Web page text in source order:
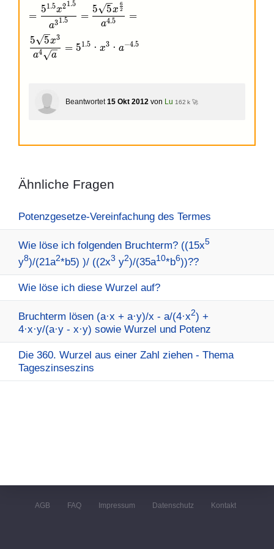
=
a31.5
51 .5x21.5
=
a4.5
5 5x 2
6
=
a4 a
5 5x3
= 51 .5 · x3 · a−4.5
Beantwortet 15 Okt 2012 von Lu 162 k 🚀
Ähnliche Fragen
Potenzgesetze-Vereinfachung des Termes
Wie löse ich folgenden Bruchterm? ((15x5
y8)/(21a2*b5) )/ ((2x3 y2)/(35a10*b6))??
Wie löse ich diese Wurzel auf?
Bruchterm lösen (a·x + a·y)/x - a/(4·x2) +
4·x·y/(a·y - x·y) sowie Wurzel und Potenz
Die 360. Wurzel aus einer Zahl ziehen - Thema
Tageszinseszins
AGB FAQ Impressum Datenschutz Kontakt